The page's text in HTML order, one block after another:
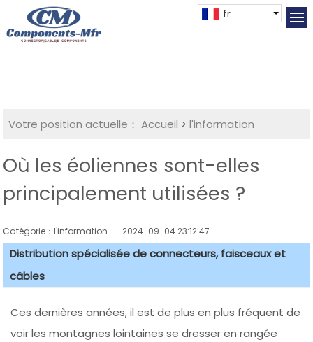
fr
Votre position actuelle： Accueil >l'information
Où les éoliennes sont-elles
principalement utilisées ?
Catégorie：l'information 2024-09-04 23:12:47
Distribution spécialisée de connecteurs, faisceaux et
câbles
Ces dernières années, il est de plus en plus fréquent de
voir les montagnes lointaines se dresser en rangée